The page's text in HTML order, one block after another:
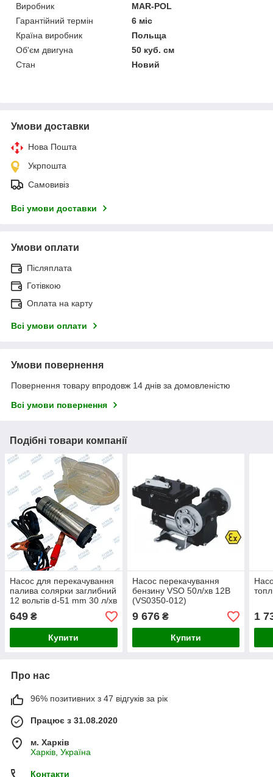
Виробник
MAR-POL
Гарантійний термін
6 міс
Країна виробник
Польща
Об'єм двигуна
50 куб. см
Стан
Новий
Умови доставки
Нова Пошта
Укрпошта
Самовивіз
Всі умови доставки
Умови оплати
Післяплата
Готівкою
Оплата на карту
Всі умови оплати
Умови повернення
Повернення товару впродовж 14 днів за домовленістю
Всі умови повернення
Подібні товари компанії
Насос для перекачування
палива солярки заглибний
12 вольтів d-51 mm 30 л/хв
зі шлангом 3 м
649 ₴
Купити
Насос перекачування
бензину VSO 50л/хв 12В
(VS0350-012)
9 676₴
Купити
1
Про нас
96% позитивних з 47 відгуків за рік
Працює з 31.08.2020
м. Харків
Харків, Україна
Контакти